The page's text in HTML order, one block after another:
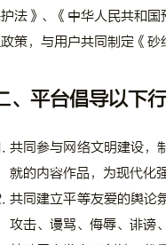
法》、《中华人民共和
策，与用户共同制定《
、平台倡导以下
共同参与网络文明建设，
就的内容作品，为现代化
共同建立平等友爱的舆论
攻击、谩骂、侮辱、诽谤